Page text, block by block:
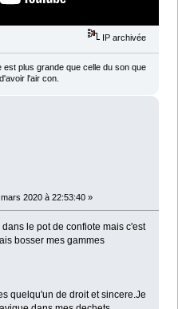
IP archivée
plus grande que celle du son que
l'air con.
mars 2020 à 22:53:40 »
le pot de confiote mais c'est
bosser mes gammes
quelqu'un de droit et sincere.Je